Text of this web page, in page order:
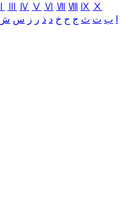
Ⅳ Ⅴ Ⅵ Ⅶ Ⅷ Ⅸ Ⅹ
ب ت ث ج ح خ د ذ ر ز س